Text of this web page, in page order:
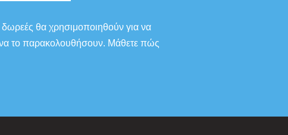
δωρεές θα χρησιμοποιηθούν για να
να το παρακολουθήσουν. Μάθετε πώς